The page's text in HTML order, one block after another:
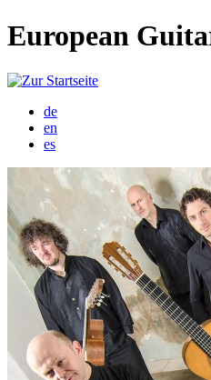
European
de
en
es